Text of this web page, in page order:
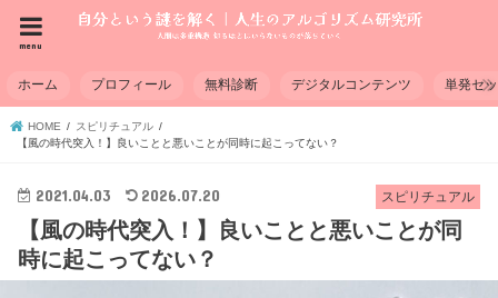
menu
ホーム プロフィール 無料診断 デジタルコンテンツ 単発セ
HOME
スピリチュアル
【風の時代突入！】良いことと悪いことが同時に起こってない？
スピリチュアル
2021.04.03 2026.07.20
【風の時代突入！】良いことと悪いことが同
時に起こってない？